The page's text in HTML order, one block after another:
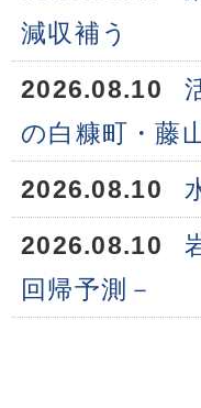
減収補う
2026.08.10
の白糠町・藤
2026.08.10
2026.08.10
回帰予測－